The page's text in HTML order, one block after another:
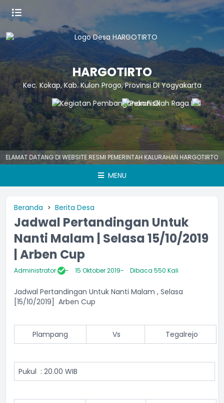
HARGOTIRTO
Kec. Kokap, Kab. Kulon Progo, Provinsi DI Yogyakarta
DATANG DI WEBSITE RESMI PEMERINTAH KALURAHAN HARGOTIRTO
MENU
Beranda Berita Desa
Jadwal Pertandingan Untuk
Nanti Malam | Selasa 15/10/2019
| Arben Cup
Administrator 15 Oktober 2019 Dibaca 550 Kali
Jadwal Pertandingan Untuk Nanti Malam , Selasa
[15/10/2019] Arben Cup
Plampang Vs Tegalrejo
Pukul : 20.00 WIB